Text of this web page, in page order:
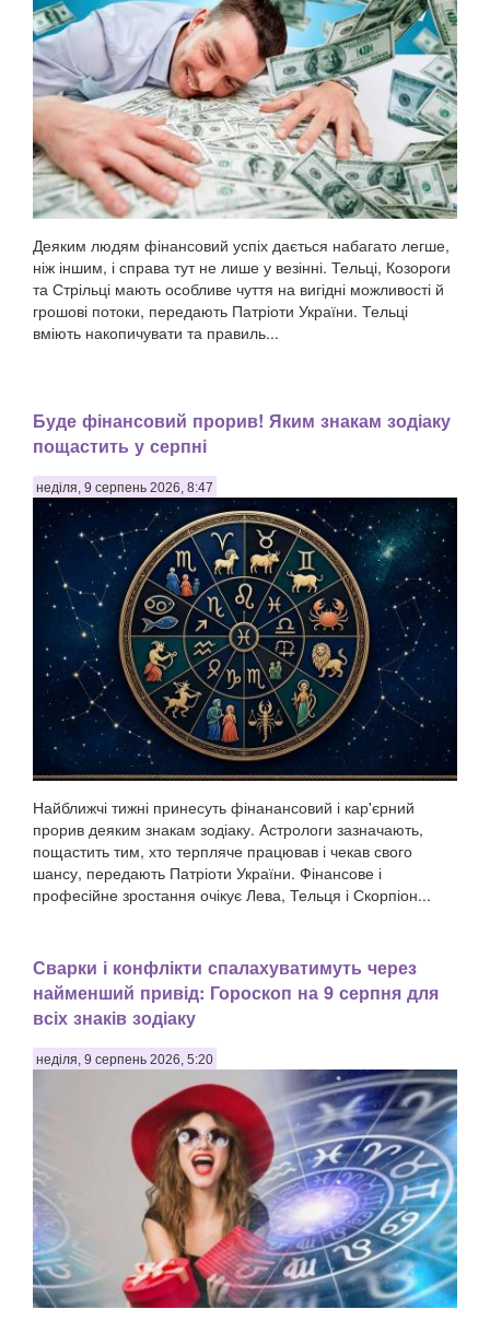
Деяким людям фінансовий успіх дається набагато легше,
ніж іншим, і справа тут не лише у везінні. Тельці, Козороги
та Стрільці мають особливе чуття на вигідні можливості й
грошові потоки, передають Патріоти України. Тельці
вміють накопичувати та правиль...
Буде фінансовий прорив! Яким знакам зодіаку
пощастить у серпні
неділя, 9 серпень 2026, 8:47
Найближчі тижні принесуть фінанансовий і кар'єрний
прорив деяким знакам зодіаку. Астрологи зазначають,
пощастить тим, хто терпляче працював і чекав свого
шансу, передають Патріоти України. Фінансове і
професійне зростання очікує Лева, Тельця і Скорпіон...
Сварки і конфлікти спалахуватимуть через
найменший привід: Гороскоп на 9 серпня для
всіх знаків зодіаку
неділя, 9 серпень 2026, 5:20